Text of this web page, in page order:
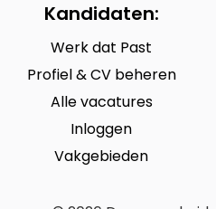
Kandidaten:
Werk dat Past
Profiel & CV beheren
Alle vacatures
Inloggen
Vakgebieden